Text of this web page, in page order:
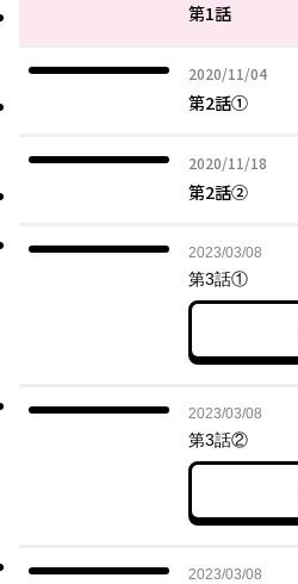
第1話
2020/11/04
2020年11月04日
第2話①
2020/11/18
2020年11月18日
第2話②
2023/03/08
2023年03月08日
第3話①
2023/03/08
2023年03月08日
第3話②
2023/03/08
2023年03月08日